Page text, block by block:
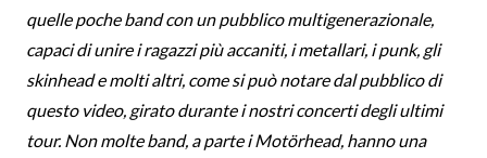
quelle poche band con un pubblico multigenerazionale,
capaci di unire i ragazzi più accaniti, i metallari, i punk, gli
skinhead e molti altri, come si può notare dal pubblico di
questo video, girato durante i nostri concerti degli ultimi
tour. Non molte band, a parte i Motörhead, hanno una